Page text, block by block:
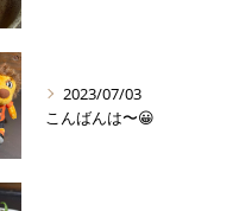
2023/07/03
こんばんは〜😀